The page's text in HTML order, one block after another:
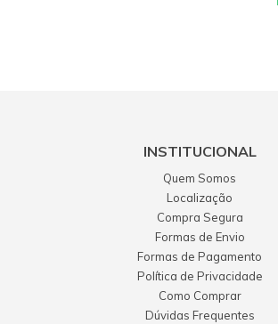
INSTITUCIONAL
Quem Somos
Localização
Compra Segura
Formas de Envio
Formas de Pagamento
Política de Privacidade
Como Comprar
Dúvidas Frequentes